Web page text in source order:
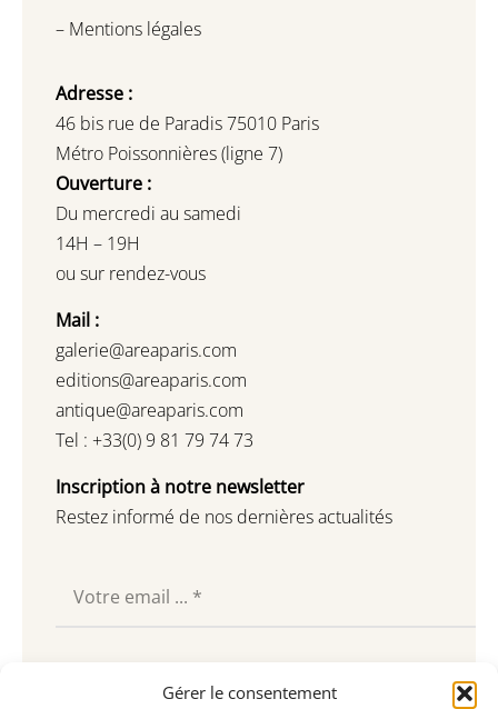
Gérer le consentement
– Mentions légales
Adresse :
46 bis rue de Paradis 75010 Paris
Métro Poissonnières (ligne 7)
Ouverture :
Du mercredi au samedi
14H – 19H
ou sur rendez-vous
Mail :
galerie@areaparis.com
editions@areaparis.com
antique@areaparis.com
Tel : +33(0) 9 81 79 74 73
Inscription à notre newsletter
Restez informé de nos dernières actualités
Souscrire